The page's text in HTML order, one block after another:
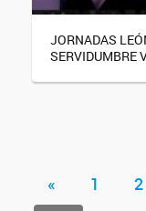
JORNADAS
SERVIDUMBRE
« 1 2